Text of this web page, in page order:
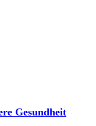
Gesundheit